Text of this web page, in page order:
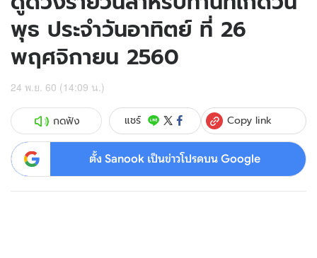
พุธ ประจำวันอาทิตย์ ที่ 26
พฤศจิกายน 2560
24 พ.ย. 60 (14:09 น.)
กดฟัง แชร์ Copy link
ตั้ง Sanook เป็นข่าวโปรดบน Google